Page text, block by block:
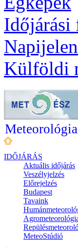
Időjárási
Külföldi
IDŐJÁRÁS
Aktuális időjárás
Veszélyjelzés
Előrejelzés
Budapest
Tavaink
MeteoStúdió